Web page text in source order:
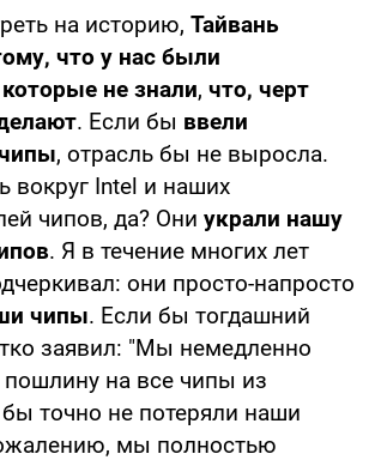
на историю, Тайвань
что у нас были
не знали, что, черт
. Если бы ввели
, отрасль бы не выросла.
вокруг Intel и наших
чипов, да? Они украли нашу
. Я в течение многих лет
они просто-напросто
чипы. Если бы тогдашний
заявил: "Мы немедленно
на все чипы из
точно не потеряли наши
мы полностью